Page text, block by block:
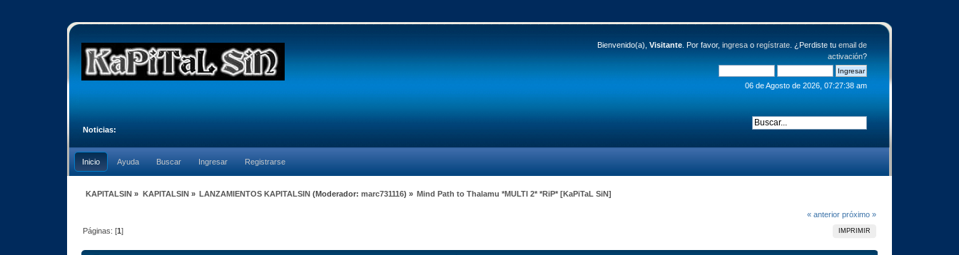
Bienvenido(a), Visitante. Por favor, ingresao regístrate. ¿Perdiste tu email de
activación?
06 de Agosto de 2026, 07:27:38 am
Noticias:
Inicio Ayuda Buscar Ingresar Registrarse
KAPITALSIN » KAPITALSIN» LANZAMIENTOS KAPITALSIN (Moderador:marc731116) » Mind Path to Thalamu *MULTI 2* *RiP* [KaPiTaL SiN]
« anterior próximo »
IMPRIMIR
Páginas: [1]